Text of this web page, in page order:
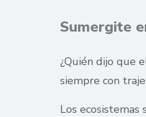
Sumergite
¿Quién dijo que
siempre con
Los